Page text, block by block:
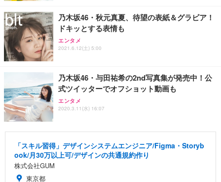
乃木坂46・秋元真夏、待望の表紙＆グラビア！
ドキッとする表情も
エンタメ
2021.6.12(土) 5:00
乃木坂46・与田祐希の2nd写真集が発売中！公
式ツイッターでオフショット動画も
エンタメ
2020.3.11(水) 16:07
「スキル習得」デザインシステムエンジニア/Figma・Storyb
ook/月30万以上可/デザインの共通規約作り
株式会社GUM
東京都